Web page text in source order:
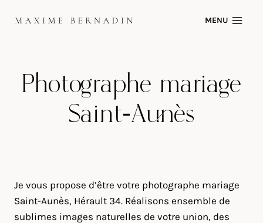
MENU
Photographe mariage
Saint-Aunès
Je vous propose d’être votre photographe mariage
Saint-Aunès, Hérault 34. Réalisons ensemble de
sublimes images naturelles de votre union, des